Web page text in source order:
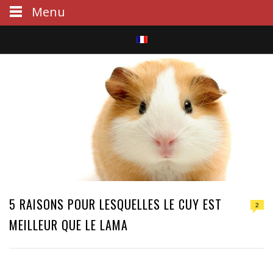
S
e
a
r
h
5 RAISONS POUR LESQUELLES LE CUY EST
MEILLEUR QUE LE LAMA
2
Menu